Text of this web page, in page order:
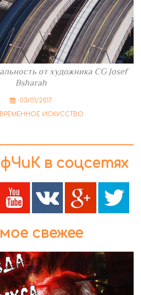
от художника CG Josef
Bsharah
03/01/2017
ИСКУССТВО
в соцсетях
свежее